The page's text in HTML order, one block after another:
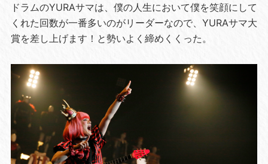
ドラムのYURAサマは、僕の人生において僕を笑顔にして
くれた回数が一番多いのがリーダーなので、YURAサマ大
賞を差し上げます！と勢いよく締めくくった。